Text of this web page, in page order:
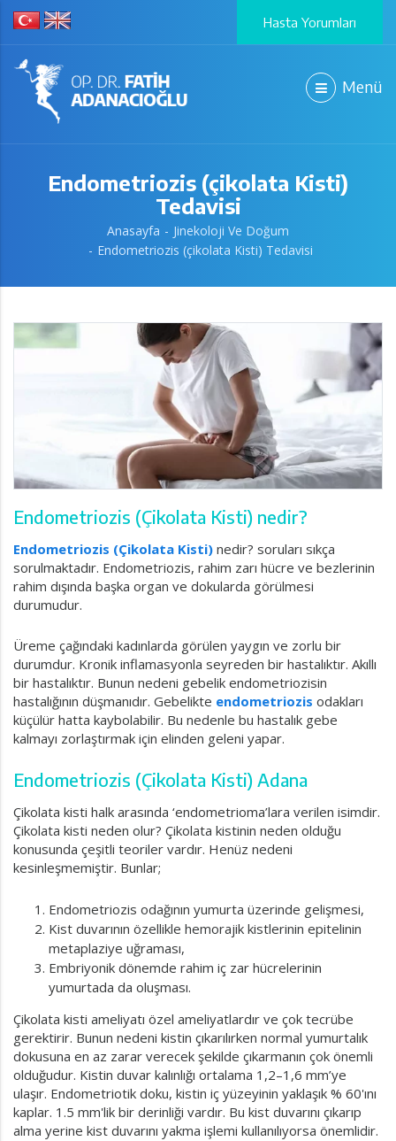
Hasta Yorumları
Menü
Endometriozis (çikolata Kisti)
Tedavisi
Anasayfa
Jinekoloji Ve Doğum
Endometriozis (çikolata Kisti) Tedavisi
Endometriozis (Çikolata Kisti) nedir?
Endometriozis (Çikolata Kisti) nedir? soruları sıkça
sorulmaktadır. Endometriozis, rahim zarı hücre ve bezlerinin
rahim dışında başka organ ve dokularda görülmesi
durumudur.
Üreme çağındaki kadınlarda görülen yaygın ve zorlu bir
durumdur. Kronik inflamasyonla seyreden bir hastalıktır. Akıllı
bir hastalıktır. Bunun nedeni gebelik endometriozisin
hastalığının düşmanıdır. Gebelikte endometriozis odakları
küçülür hatta kaybolabilir. Bu nedenle bu hastalık gebe
kalmayı zorlaştırmak için elinden geleni yapar.
Endometriozis (Çikolata Kisti) Adana
Çikolata kisti halk arasında ‘endometrioma’lara verilen isimdir.
Çikolata kisti neden olur? Çikolata kistinin neden olduğu
konusunda çeşitli teoriler vardır. Henüz nedeni
kesinleşmemiştir. Bunlar;
Endometriozis odağının yumurta üzerinde gelişmesi,
Kist duvarının özellikle hemorajik kistlerinin epitelinin
metaplaziye uğraması,
Embriyonik dönemde rahim iç zar hücrelerinin
yumurtada da oluşması.
Çikolata kisti ameliyatı özel ameliyatlardır ve çok tecrübe
gerektirir. Bunun nedeni kistin çıkarılırken normal yumurtalık
dokusuna en az zarar verecek şekilde çıkarmanın çok önemli
olduğudur. Kistin duvar kalınlığı ortalama 1,2–1,6 mm’ye
ulaşır. Endometriotik doku, kistin iç yüzeyinin yaklaşık % 60'ını
kaplar. 1.5 mm'lik bir derinliği vardır. Bu kist duvarını çıkarıp
alma yerine kist duvarını yakma işlemi kullanılıyorsa önemlidir.